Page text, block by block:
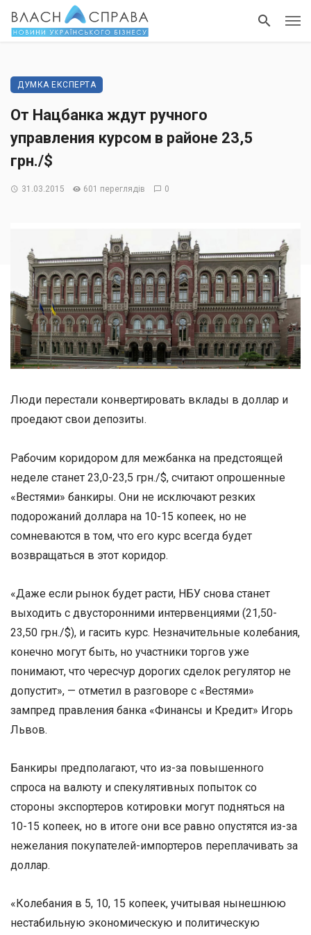
ДУМКА ЕКСПЕРТА
От Нацбанка ждут ручного
управления курсом в районе 23,5
грн./$
31.03.2015 601 переглядів 0
Люди перестали конвертировать вклады в доллар и
проедают свои депозиты.
Рабочим коридором для межбанка на предстоящей
неделе станет 23,0-23,5 грн./$, считают опрошенные
«Вестями» банкиры. Они не исключают резких
подорожаний доллара на 10-15 копеек, но не
сомневаются в том, что его курс всегда будет
возвращаться в этот коридор.
«Даже если рынок будет расти, НБУ снова станет
выходить с двусторонними интервенциями (21,50-
23,50 грн./$), и гасить курс. Незначительные колебания,
конечно могут быть, но участники торгов уже
понимают, что чересчур дорогих сделок регулятор не
допустит», — отметил в разговоре с «Вестями»
зампред правления банка «Финансы и Кредит» Игорь
Львов.
Банкиры предполагают, что из-за повышенного
спроса на валюту и спекулятивных попыток со
стороны экспортеров котировки могут подняться на
10-15 копеек, но в итоге они все равно опустятся из-за
нежелания покупателей-импортеров переплачивать за
доллар.
«Колебания в 5, 10, 15 копеек, учитывая нынешнюю
нестабильную экономическую и политическую